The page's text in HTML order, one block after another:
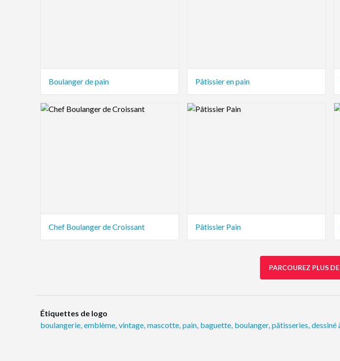
Boulanger de pain Pâtissier en pain
Logo Preview Image
Chef Boulanger de Croissant
Logo Preview Image
Pâtissier Pain
PARCOUREZ PLUS
Étiquettes de logo
boulangerie, emblème, vintage, mascotte, pain, baguette, boulanger, pâtisseries, dessiné